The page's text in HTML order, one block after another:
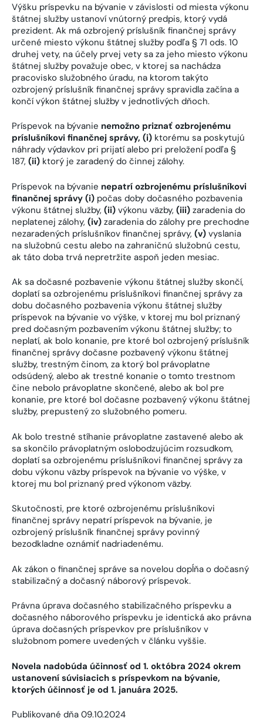
Výšku príspevku na bývanie v závislosti od miesta výkonu
štátnej služby ustanoví vnútorný predpis, ktorý vydá
prezident. Ak má ozbrojený príslušník finančnej správy
určené miesto výkonu štátnej služby podľa § 71 ods. 10
druhej vety, na účely prvej vety sa za jeho miesto výkonu
štátnej služby považuje obec, v ktorej sa nachádza
pracovisko služobného úradu, na ktorom takýto
ozbrojený príslušník finančnej správy spravidla začína a
končí výkon štátnej služby v jednotlivých dňoch.
Príspevok na bývanie nemožno priznať ozbrojenému
príslušníkovi finančnej správy, (i) ktorému sa poskytujú
náhrady výdavkov pri prijatí alebo pri preložení podľa §
187, (ii) ktorý je zaradený do činnej zálohy.
Príspevok na bývanie nepatrí ozbrojenému príslušníkovi
finančnej správy (i) počas doby dočasného pozbavenia
výkonu štátnej služby, (ii) výkonu väzby, (iii) zaradenia do
neplatenej zálohy, (iv) zaradenia do zálohy pre prechodne
nezaradených príslušníkov finančnej správy, (v) vyslania
na služobnú cestu alebo na zahraničnú služobnú cestu,
ak táto doba trvá nepretržite aspoň jeden mesiac.
Ak sa dočasné pozbavenie výkonu štátnej služby skončí,
doplatí sa ozbrojenému príslušníkovi finančnej správy za
dobu dočasného pozbavenia výkonu štátnej služby
príspevok na bývanie vo výške, v ktorej mu bol priznaný
pred dočasným pozbavením výkonu štátnej služby; to
neplatí, ak bolo konanie, pre ktoré bol ozbrojený príslušník
finančnej správy dočasne pozbavený výkonu štátnej
služby, trestným činom, za ktorý bol právoplatne
odsúdený, alebo ak trestné konanie o tomto trestnom
čine nebolo právoplatne skončené, alebo ak bol pre
konanie, pre ktoré bol dočasne pozbavený výkonu štátnej
služby, prepustený zo služobného pomeru.
Ak bolo trestné stíhanie právoplatne zastavené alebo ak
sa skončilo právoplatným oslobodzujúcim rozsudkom,
doplatí sa ozbrojenému príslušníkovi finančnej správy za
dobu výkonu väzby príspevok na bývanie vo výške, v
ktorej mu bol priznaný pred výkonom väzby.
Skutočnosti, pre ktoré ozbrojenému príslušníkovi
finančnej správy nepatrí príspevok na bývanie, je
ozbrojený príslušník finančnej správy povinný
bezodkladne oznámiť nadriadenému.
Ak zákon o finančnej správe sa novelou dopĺňa o dočasný
stabilizačný a dočasný náborový príspevok.
Právna úprava dočasného stabilizačného príspevku a
dočasného náborového príspevku je identická ako právna
úprava dočasných príspevkov pre príslušníkov v
služobnom pomere uvedených v článku vyššie.
Novela nadobúda účinnosť od 1. októbra 2024 okrem
ustanovení súvisiacich s príspevkom na bývanie,
ktorých účinnosť je od 1. januára 2025.
Publikované dňa 09.10.2024